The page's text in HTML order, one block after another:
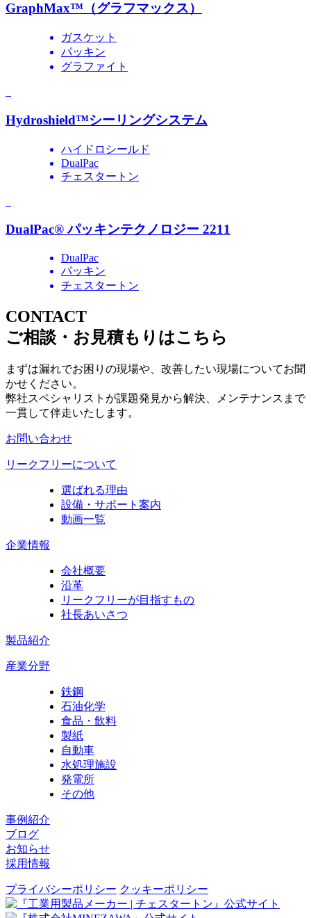
GraphMax™（グラフマックス）
ガスケット
パッキン
グラファイト
Hydroshield™シーリングシステム
ハイドロシールド
DualPac
チェスタートン
DualPac® パッキンテクノロジー 2211
DualPac
パッキン
チェスタートン
CONTACT
ご相談・お見積もりはこちら
まずは漏れでお困りの現場や、改善したい現場についてお聞
かせください。
弊社スペシャリストが課題発見から解決、メンテナンスまで
一貫して伴走いたします。
お問い合わせ
リークフリーについて
選ばれる理由
設備・サポート案内
動画一覧
企業情報
会社概要
沿革
リークフリーが目指すもの
社長あいさつ
製品紹介
産業分野
鉄鋼
石油化学
食品・飲料
製紙
自動車
水処理施設
発電所
その他
事例紹介
ブログ
お知らせ
採用情報
プライバシーポリシー クッキーポリシー